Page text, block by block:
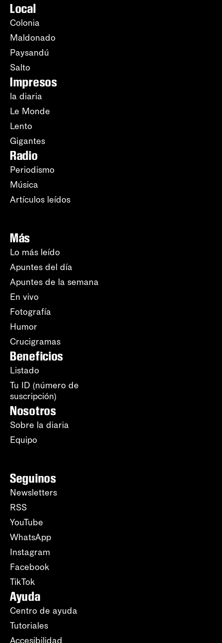
Local
Colonia
Maldonado
Paysandú
Salto
Impresos
la diaria
Le Monde
Lento
Gigantes
Radio
Periodismo
Música
Artículos leídos
Más
Lo más leído
Apuntes del día
Apuntes de la semana
En vivo
Fotografía
Humor
Crucigramas
Beneficios
Listado
Tu ID (número de
suscripción)
Nosotros
Sobre la diaria
Equipo
Seguinos
Newsletters
RSS
YouTube
WhatsApp
Instagram
Facebook
TikTok
Ayuda
Centro de ayuda
Tutoriales
Accesibilidad